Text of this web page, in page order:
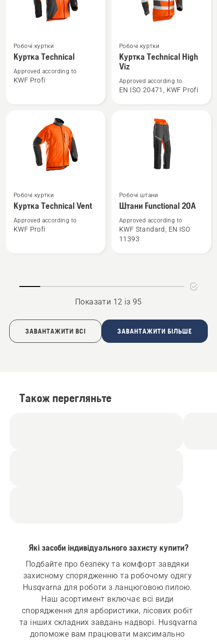
більше
деталей
про
Куртка
Робочі куртки
Куртка Technical
Approved according to
KWF Profi
більше
деталей
Куртка
Робочі куртки
Куртка Technical High
Viz
Approved according to
EN ISO 20471, KWF Profi
більше
деталей
про
Куртка
Робочі куртки
Куртка Technical Vent
Approved according to
KWF Profi
більше
деталей
про
Штани
Робочі штани
Штани Functional 20A
Approved according to
KWF Standard, EN ISO
11393
Показати 12 із 95
ЗАВАНТАЖИТИ ВСІ ЗАВАНТАЖИТИ БІЛЬШЕ
Також перегляньте
Які засоби індивідуального захисту купити?
Подбайте про безпеку та комфорт завдяки
захисному спорядженню та робочому одягу
Husqvarna для роботи з ланцюговою пилою.
Наш асортимент включає всі види
спорядження для арбористики, лісових робіт
та інших складних завдань надворі. Husqvarna
допоможе вам працювати максимально